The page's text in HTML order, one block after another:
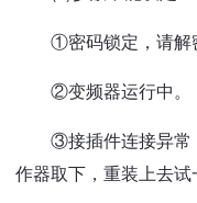
①密码锁定，请解密
②变频器运行中。
③接插件连接异常
作器取下，重装上去试